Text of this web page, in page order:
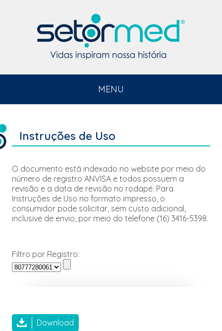
MENU
Instruções de Uso
O documento está indexado no website por meio do
número de registro ANVISA e todos possuem a
revisão e a data de revisão no rodapé. Para
Instruções de Uso no formato impresso, o
consumidor pode solicitar, sem custo adicional,
inclusive de envio, por meio do telefone (16) 3416-5398.
Filtro por Registro:
Download